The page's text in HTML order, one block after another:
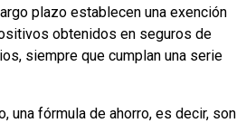
plazo establecen una exención
obtenidos en seguros de
siempre que cumplan una serie
una fórmula de ahorro, es decir, son